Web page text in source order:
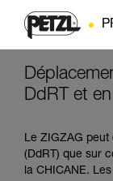
DdRT et
Le ZIGZAG
(DdRT) que sur
la CHICANE.